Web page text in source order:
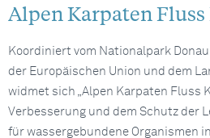
Alpen Karpaten
Koordiniert vom Nationalpark
der Europäischen Union und dem
widmet sich „Alpen Karpaten Fluss
Verbesserung und dem Schutz der
für wassergebundene Organismen